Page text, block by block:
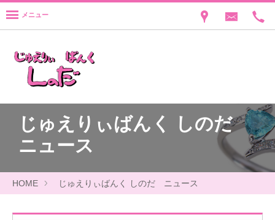
メニュー
じゅえりぃばんく しのだ
ニュース
HOME じゅえりぃばんく しのだ ニュース